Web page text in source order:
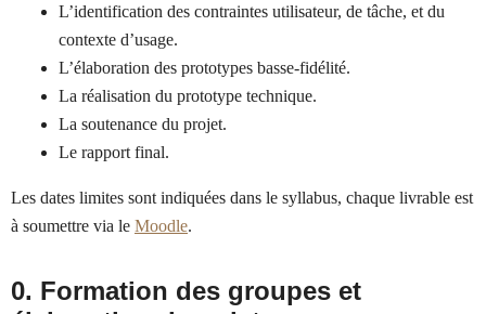
L’identification des contraintes utilisateur, de tâche, et du
contexte d’usage.
L’élaboration des prototypes basse-fidélité.
La réalisation du prototype technique.
La soutenance du projet.
Le rapport final.
Les dates limites sont indiquées dans le syllabus, chaque livrable est
à soumettre via le Moodle.
0. Formation des groupes et